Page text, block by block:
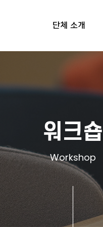
단체 소개
워크숍
Workshop